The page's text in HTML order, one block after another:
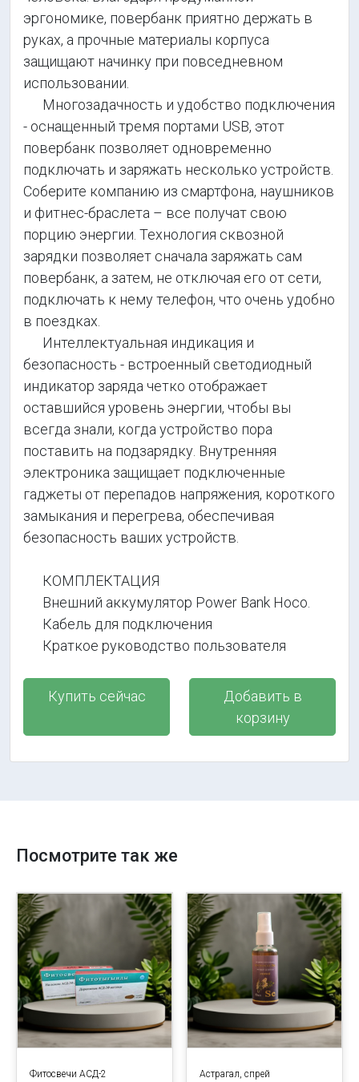
эргономике, повербанк приятно держать в
руках, а прочные материалы корпуса
защищают начинку при повседневном
использовании.
Многозадачность и удобство подключения
- оснащенный тремя портами USB, этот
повербанк позволяет одновременно
подключать и заряжать несколько устройств.
Соберите компанию из смартфона, наушников
и фитнес-браслета – все получат свою
порцию энергии. Технология сквозной
зарядки позволяет сначала заряжать сам
повербанк, а затем, не отключая его от сети,
подключать к нему телефон, что очень удобно
в поездках.
Интеллектуальная индикация и
безопасность - встроенный светодиодный
индикатор заряда четко отображает
оставшийся уровень энергии, чтобы вы
всегда знали, когда устройство пора
поставить на подзарядку. Внутренняя
электроника защищает подключенные
гаджеты от перепадов напряжения, короткого
замыкания и перегрева, обеспечивая
безопасность ваших устройств.
КОМПЛЕКТАЦИЯ
Внешний аккумулятор Power Bank Hoco.
Кабель для подключения
Краткое руководство пользователя
Купить сейчас
Добавить в
корзину
Посмотрите так же
Фитосвечи АСД-2
Астрагал, спрей